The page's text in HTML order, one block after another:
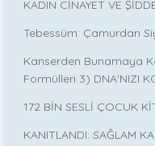
KADIN CİNAYET VE
Tebessüm: Çamurdan
Kanserden Bunamaya
Formülleri 3) DNA'NIZI
172 BİN SESLİ ÇOCUK
KANITLANDI: SAĞLAM